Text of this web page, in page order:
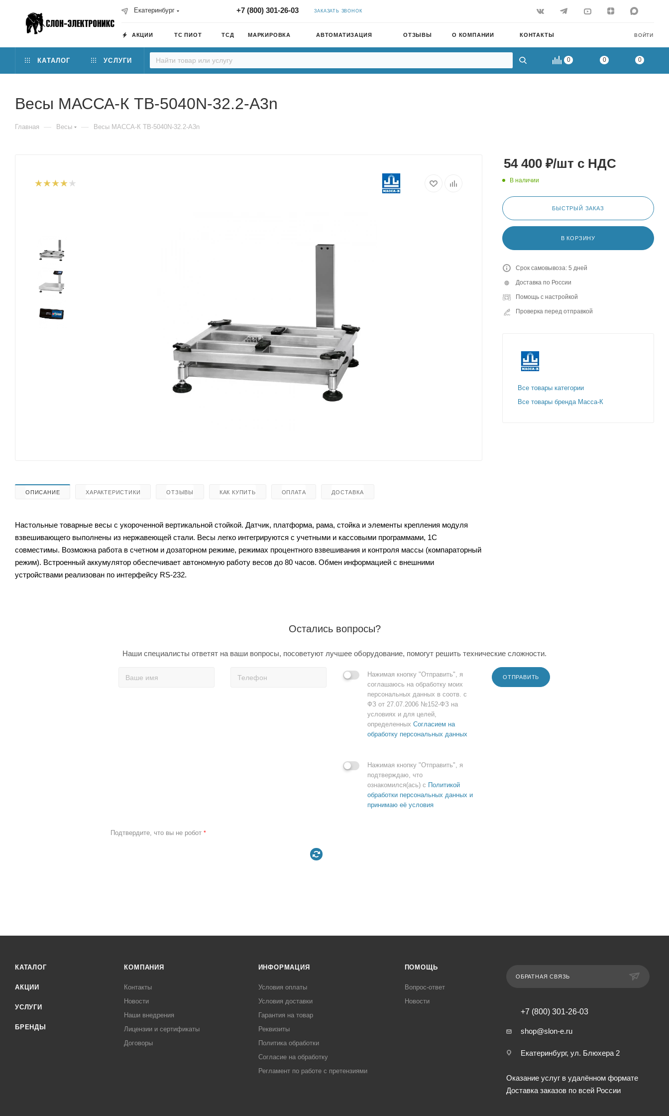
Екатеринбург +7 (800) 301-26-03 ЗАКАЗАТЬ ЗВОНОК
ВОЙТИ
АКЦИИ ТС ПИОТ ТСД МАРКИРОВКА АВТОМАТИЗАЦИЯ ОТЗЫВЫ О КОМПАНИИ КОНТАКТЫ
0 0 0
КАТАЛОГ УСЛУГИ
Весы МАССА-К TB-5040N-32.2-A3n
Главная — Весы — Весы МАССА-К TB-5040N-32.2-A3n
ОПИСАНИЕ ХАРАКТЕРИСТИКИ ОТЗЫВЫ КАК КУПИТЬ ОПЛАТА ДОСТАВКА
Настольные товарные весы с укороченной вертикальной стойкой. Датчик, платформа, рама, стойка и элементы крепления модуля
взвешивающего выполнены из нержавеющей стали. Весы легко интегрируются с учетными и кассовыми программами, 1С
совместимы. Возможна работа в счетном и дозаторном режиме, режимах процентного взвешивания и контроля массы (компараторный
режим). Встроенный аккумулятор обеспечивает автономную работу весов до 80 часов. Обмен информацией с внешними
устройствами реализован по интерфейсу RS-232.
54 400 ₽/шт с НДС
В наличии
БЫСТРЫЙ ЗАКАЗ
В КОРЗИНУ
Срок самовывоза: 5 дней
Доставка по России
Помощь с настройкой
Проверка перед отправкой
Все товары категории
Все товары бренда Масса-К
Остались вопросы?
Наши специалисты ответят на ваши вопросы, посоветуют лучшее оборудование, помогут решить технические сложности.
Нажимая кнопку "Отправить", я
соглашаюсь на обработку моих
персональных данных в соотв. с
ФЗ от 27.07.2006 №152-ФЗ на
условиях и для целей,
определенных Согласием на
обработку персональных данных
Нажимая кнопку "Отправить", я
подтверждаю, что
ознакомился(ась) с Политикой
обработки персональных данных и
принимаю её условия
ОТПРАВИТЬ
Подтвердите, что вы не робот *
КАТАЛОГ
АКЦИИ
УСЛУГИ
БРЕНДЫ
КОМПАНИЯ
Контакты
Новости
Наши внедрения
Лицензии и сертификаты
Договоры
ИНФОРМАЦИЯ
Условия оплаты
Условия доставки
Гарантия на товар
Реквизиты
Политика обработки
Согласие на обработку
Регламент по работе с претензиями
ПОМОЩЬ
Вопрос-ответ
Новости
ОБРАТНАЯ СВЯЗЬ
+7 (800) 301-26-03
shop@slon-e.ru
Екатеринбург, ул. Блюхера 2
Оказание услуг в удалённом формате
Доставка заказов по всей России